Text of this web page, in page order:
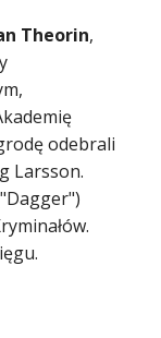
Theorin,
odebrali
Larsson.